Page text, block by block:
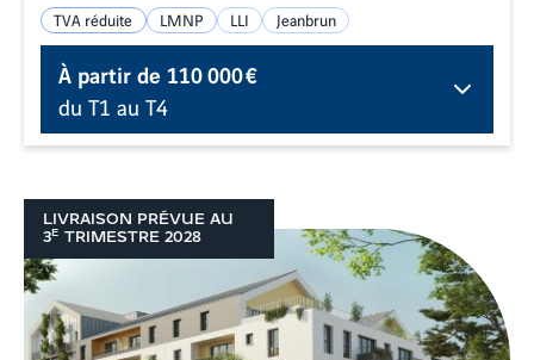
TVA réduite LMNP LLI Jeanbrun
À partir de110 000 €
du T1 au T4
LIVRAISON PRÉVUE AU
3E TRIMESTRE 2028